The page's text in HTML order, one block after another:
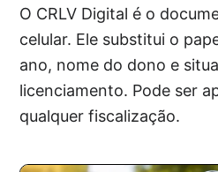
O CRLV Digital é o
celular. Ele substitui o
ano, nome do dono e
licenciamento. Pode ser
qualquer fiscalização.